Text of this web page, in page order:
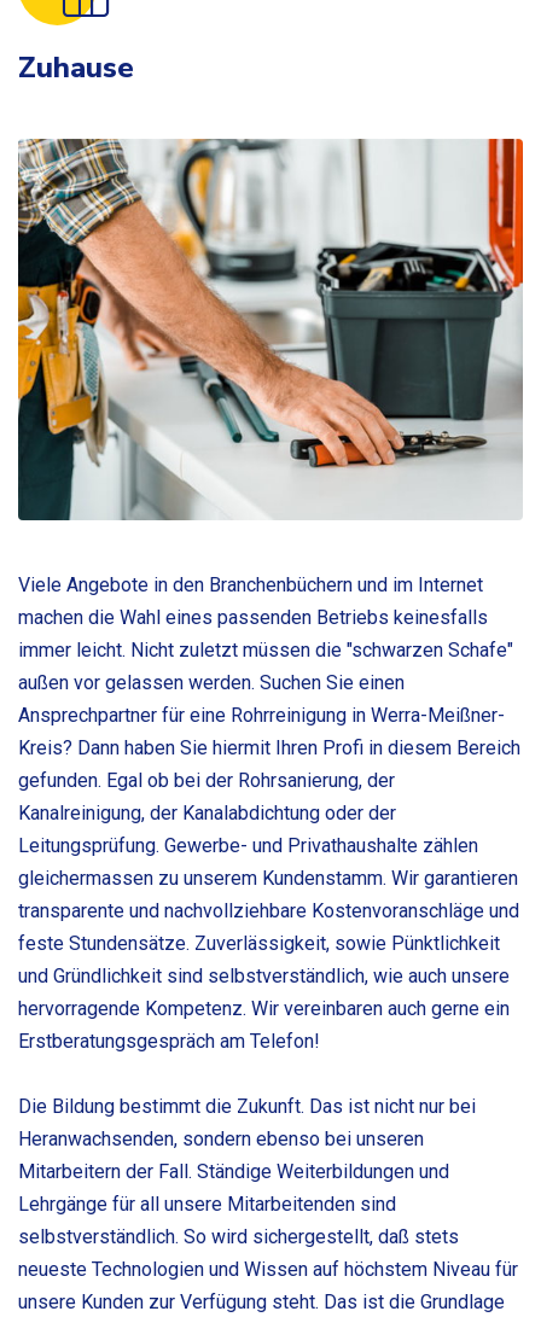
Zuhause
Viele Angebote in den Branchenbüchern und im Internet
machen die Wahl eines passenden Betriebs keinesfalls
immer leicht. Nicht zuletzt müssen die "schwarzen Schafe"
außen vor gelassen werden. Suchen Sie einen
Ansprechpartner für eine Rohrreinigung in Werra-Meißner-
Kreis? Dann haben Sie hiermit Ihren Profi in diesem Bereich
gefunden. Egal ob bei der Rohrsanierung, der
Kanalreinigung, der Kanalabdichtung oder der
Leitungsprüfung. Gewerbe- und Privathaushalte zählen
gleichermassen zu unserem Kundenstamm. Wir garantieren
transparente und nachvollziehbare Kostenvoranschläge und
feste Stundensätze. Zuverlässigkeit, sowie Pünktlichkeit
und Gründlichkeit sind selbstverständlich, wie auch unsere
hervorragende Kompetenz. Wir vereinbaren auch gerne ein
Erstberatungsgespräch am Telefon!
Die Bildung bestimmt die Zukunft. Das ist nicht nur bei
Heranwachsenden, sondern ebenso bei unseren
Mitarbeitern der Fall. Ständige Weiterbildungen und
Lehrgänge für all unsere Mitarbeitenden sind
selbstverständlich. So wird sichergestellt, daß stets
neueste Technologien und Wissen auf höchstem Niveau für
unsere Kunden zur Verfügung steht. Das ist die Grundlage